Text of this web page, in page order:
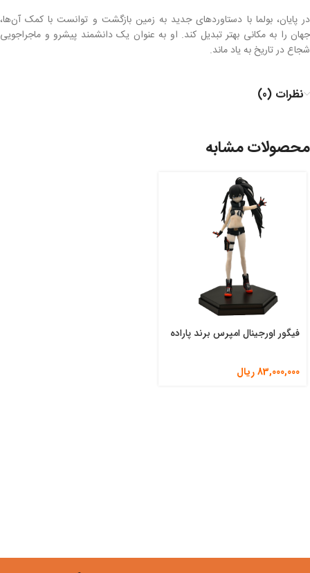
در پایان، بولما با دستاوردهای جدید به زمین بازگشت و توانست با کمک آن‌ها،
جهان را به مکانی بهتر تبدیل کند. او به عنوان یک دانشمند پیشرو و ماجراجویی
شجاع در تاریخ به یاد ماند.
نظرات (0)
محصولات مشابه
فیگور اورجینال امپرس برند پاراده
83,000,000ریال